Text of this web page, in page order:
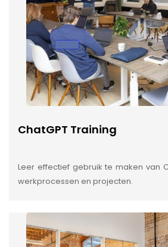
ChatGPT Training
Leer effectief gebruik te maken van
werkprocessen en projecten.